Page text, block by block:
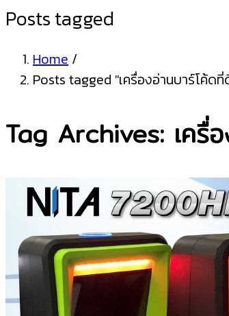
Posts tagged
Home /
Posts tagged "เครื่องอ่านบาร์โค้ด
Tag Archives: เครื่